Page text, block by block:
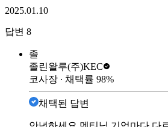
2025.01.10
답변 8
졸
졸린왈루(주)KEC
코사장 ∙ 채택률 98%
채택된 답변